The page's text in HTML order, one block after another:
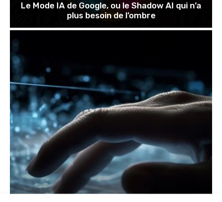
Le Mode IA de Google, ou le Shadow AI qui n’a
plus besoin de l’ombre